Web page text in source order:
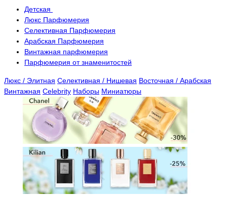
Детская
Люкс Парфюмерия
Селективная Парфюмерия
Арабская Парфюмерия
Винтажная парфюмерия
Парфюмерия от знаменитостей
Люкс / Элитная Селективная / Нишевая Восточная / Арабская
Винтажная Celebrity Наборы Миниатюры